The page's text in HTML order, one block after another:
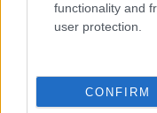
functionality and
user protection.
CONFIRM